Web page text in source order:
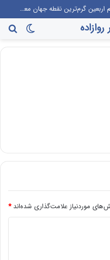
خیلی اتفاقی! مسیر راهپیمایی عظیم اربعین گرم‌ترین نقطه جهان معرفی می‌شود!
تغییر
پوسته
موردنیاز علامت‌گذاری شده‌اند*